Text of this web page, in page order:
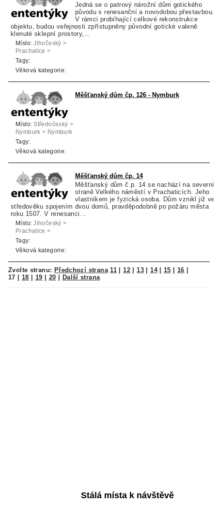
Jedná se o patrový nárožní dům gotického
původu s renesanční a novodobou přestavbou.
V rámci probíhající celkové rekonstrukce
objektu, budou veřejnosti zpřístupněny původní gotické valeně
klenuté sklepní prostory,...
Místo: Jihočeský >
Prachatice >
Prachatice
Tagy:
Věková kategorie:
Měšťanský dům čp. 126 - Nymburk
Místo: Středočeský >
Nymburk > Nymburk
Tagy:
Věková kategorie:
Měšťanský dům čp. 14
Měšťanský dům č.p. 14 se nachází na severní
straně Velkého náměstí v Prachaticích. Jeho
vlastníkem je fyzická osoba. Dům vznikl již ve
středověku spojením dvou domů, pravděpodobně po požáru města
roku 1507. V renesanci...
Místo: Jihočeský >
Prachatice >
Prachatice
Tagy:
Věková kategorie:
Zvolte stranu: Předchozí strana 11 |12 |13|14|15 16
17
18 19 20 Další strana
Stálá místa k návštěvě